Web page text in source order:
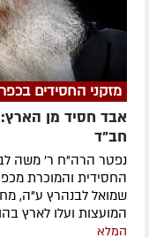
מזקני החסידים
אבד חסיד מן
חב"ד
נפטר הרה"ח ר' משה
החסידית והמוכרת
שמואל לבנהרץ ע"ה,
המועצות ועלו לארץ
המלא